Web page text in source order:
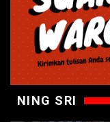
NING SRI